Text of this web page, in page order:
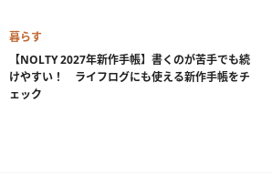
暮らす
【NOLTY 2027年新作手帳】書くのが苦手でも続
けやすい！ ライフログにも使える新作手帳をチ
ェック